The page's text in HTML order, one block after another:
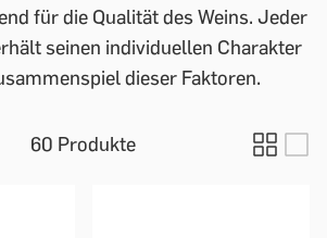
für die Qualität des Weins. Jeder
seinen individuellen Charakter
dieser Faktoren.
60 Produkte